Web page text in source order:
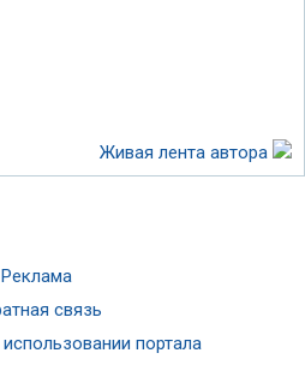
Живая лента автора
Реклама
связь
портала